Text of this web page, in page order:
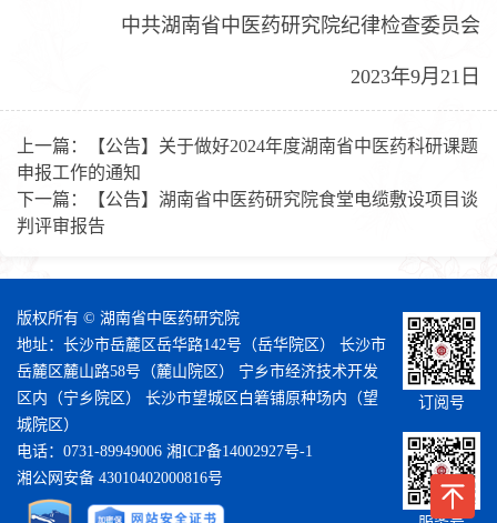
中共湖南省中医药研究院纪律检查委员会
2023年9月21日
上一篇：
【公告】关于做好2024年度湖南省中医药科研课题
申报工作的通知
下一篇：
【公告】湖南省中医药研究院食堂电缆敷设项目谈
判评审报告
版权所有 © 湖南省中医药研究院
地址：长沙市岳麓区岳华路142号（岳华院区） 长沙市
岳麓区麓山路58号（麓山院区） 宁乡市经济技术开发
区内（宁乡院区） 长沙市望城区白箬铺原种场内（望
城院区）
电话：0731-89949006 湘ICP备14002927号-1
湘公网安备 43010402000816号
订阅号